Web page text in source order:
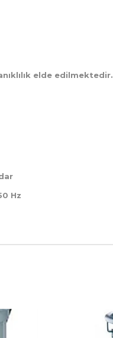
elde edilmektedir.
Hz